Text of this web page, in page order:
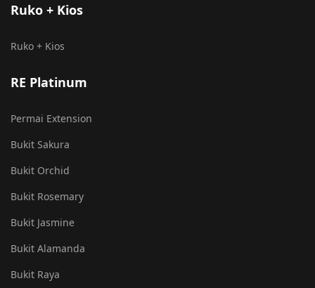
Ruko + Kios
Ruko + Kios
RE Platinum
Permai Extension
Bukit Sakura
Bukit Orchid
Bukit Rosemary
Bukit Jasmine
Bukit Alamanda
Bukit Raya